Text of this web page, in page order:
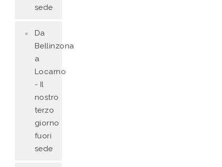
sede
Da
Bellinzona
a
Locarno
- Il
nostro
terzo
giorno
fuori
sede